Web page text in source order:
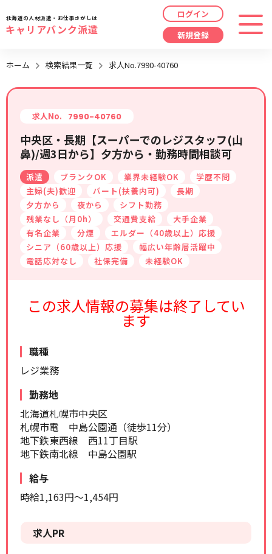
職種 指定なし
給与 時給/日給/月給から選択
こだわり 指定なし
キーワード 指定なし
最近見た求人
最近利用した検索条件
検索履歴はありません。
北海道の人材派遣・お仕事さがしは
キャリアバンク派遣
ログイン
新規登録
ホーム 検索結果一覧 求人No.7990-40760
求人No. 7990-40760
中央区・長期【スーパーでのレジスタッフ(山
鼻)/週3日から】夕方から・勤務時間相談可
派遣 ブランクOK 業界未経験OK
学歴不問
主婦(夫)歓迎
パート(扶養内可)
長期
夕方から
夜から
シフト勤務
残業なし（月0h）
交通費支給
大手企業
有名企業
分煙
エルダー（40歳以上）応援
シニア（60歳以上）応援
幅広い年齢層活躍中
電話応対なし
社保完備 未経験OK
この求人情報の募集は終了してい
ます
職種
レジ業務
勤務地
北海道札幌市中央区
札幌市電 中島公園通（徒歩11分）
地下鉄東西線 西11丁目駅
地下鉄南北線 中島公園駅
給与
時給1,163円～1,454円
求人PR